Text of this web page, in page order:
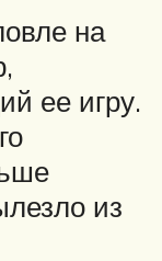
на
ее игру.
из